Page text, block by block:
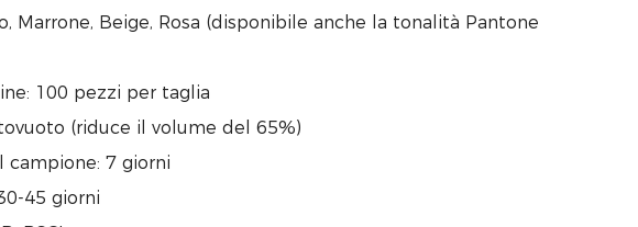
Marrone, Beige, Rosa (disponibile anche la tonalità Pantone
100 pezzi per taglia
(riduce il volume del 65%)
campione: 7 giorni
45 giorni